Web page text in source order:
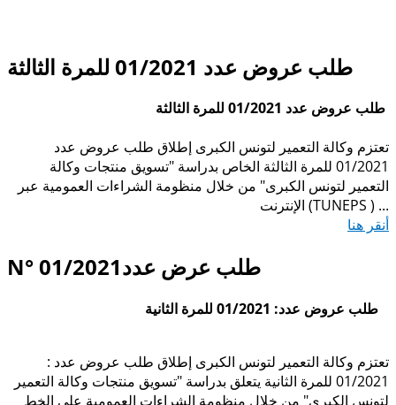
طلب عروض عدد 01/2021 للمرة الثالثة
تعتزم وكالة التعمير لتونس الكبرى إطلاق طلب عروض عدد
01/2021 للمرة الثالثة الخاص بدراسة "تسويق منتجات وكالة
التعمير لتونس الكبرى" من خلال منظومة الشراءات العمومية عبر
الإنترنت (TUNEPS ) ...
أنقر هنا
N° 01/2021طلب عرض عدد
طلب عروض
تعتزم وكالة التعمير لتونس الكبرى إطلاق طلب عروض عدد :
01/2021 للمرة الثانية يتعلق بدراسة "تسويق منتجات وكالة التعمير
لتونس الكبرى" من خلال منظومة الشراءات العمومية على الخط